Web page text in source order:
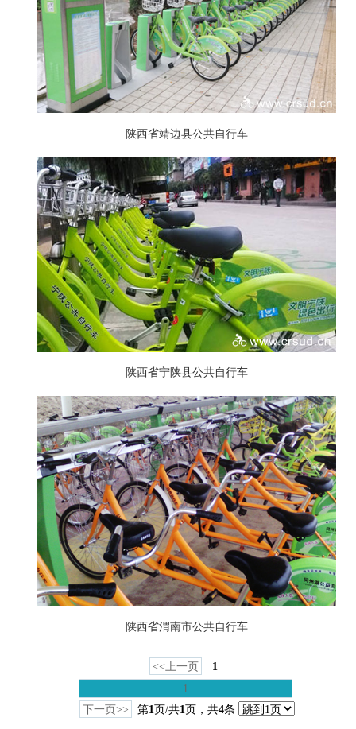
陕西省靖边县公共自行车
陕西省宁陕县公共自行车
陕西省渭南市公共自行车
<<上一页
1
1
下一页>>
第1页/共1页，共4条